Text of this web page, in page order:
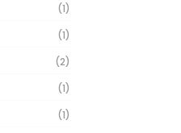
(1)
(1)
(2)
(1)
(1)